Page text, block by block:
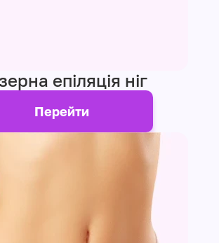
епіляція ніг
Перейти